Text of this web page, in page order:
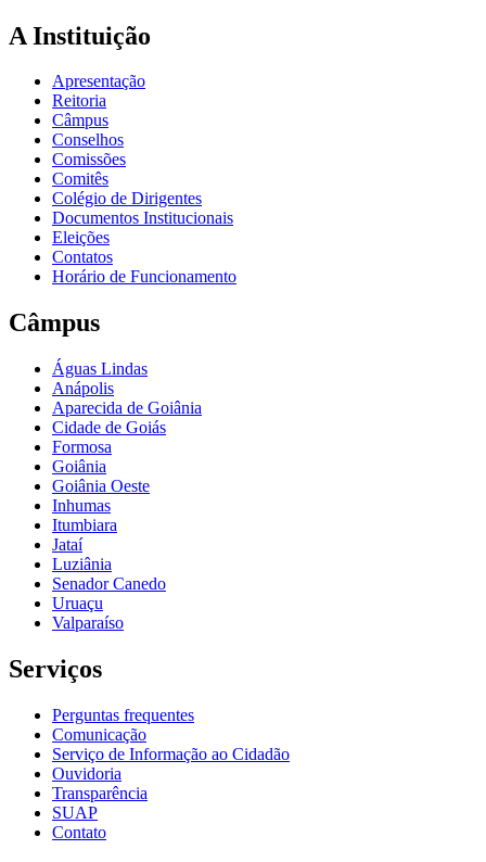
A Instituição
Apresentação
Reitoria
Câmpus
Conselhos
Comissões
Comitês
Colégio de Dirigentes
Documentos Institucionais
Eleições
Contatos
Horário de Funcionamento
Câmpus
Águas Lindas
Anápolis
Aparecida de Goiânia
Cidade de Goiás
Formosa
Goiânia
Goiânia Oeste
Inhumas
Itumbiara
Jataí
Luziânia
Senador Canedo
Uruaçu
Valparaíso
Serviços
Perguntas frequentes
Comunicação
Serviço de Informação ao Cidadão
Ouvidoria
Transparência
SUAP
Contato